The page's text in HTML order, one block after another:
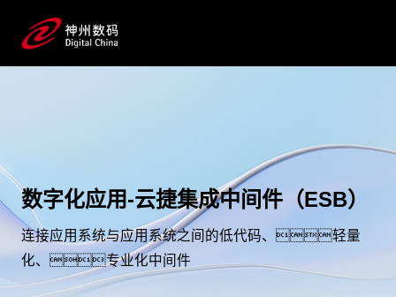
数字化应用-云捷集成中间件（ESB）
连接应用系统与应用系统之间的低代码、轻量
化、专业化中间件